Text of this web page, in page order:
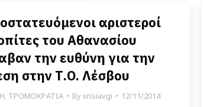
αριστεροί
του Αθανασίου
την ευθύνη για την
στην Τ.Ο. Λέσβου
, ΤΡΟΜΟΚΡΑΤΙΑ Byxrisiavgi 12/11/2014